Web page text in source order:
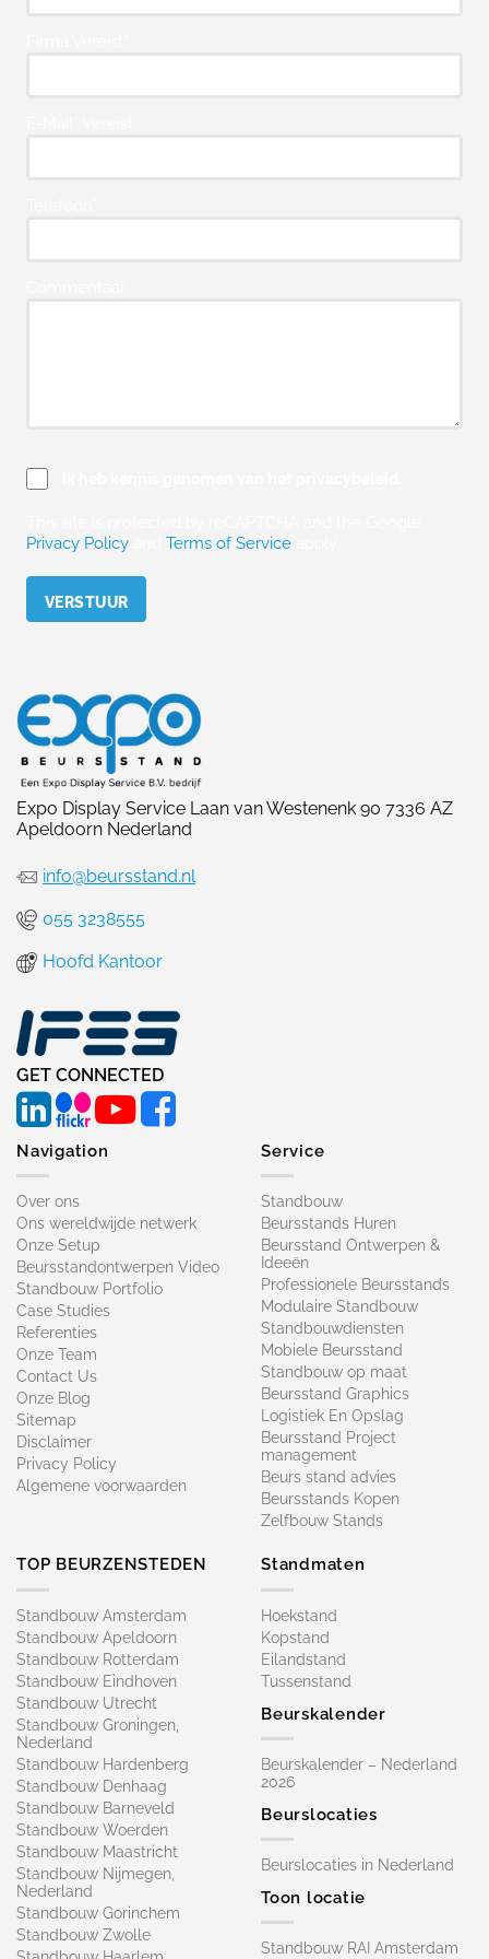
Privacy Policy
Terms of Service
Expo Display Service Laan van Westenenk 90 7336 AZ
Apeldoorn Nederland
info@beursstand.nl
055 3238555
Hoofd Kantoor
GET CONNECTED
Navigation
Over ons
Ons wereldwijde netwerk
Onze Setup
Beursstandontwerpen Video
Standbouw Portfolio
Case Studies
Referenties
Onze Team
Contact Us
Onze Blog
Sitemap
Disclaimer
Privacy Policy
Algemene voorwaarden
Service
Standbouw
Beursstands Huren
Beursstand Ontwerpen &
Ideeën
Professionele Beursstands
Modulaire Standbouw
Standbouwdiensten
Mobiele Beursstand
Standbouw op maat​
Beursstand Graphics
Logistiek En Opslag
Beursstand Project
management
Beurs stand advies
Beursstands Kopen
Zelfbouw Stands
TOP BEURZENSTEDEN
Standbouw Amsterdam
Standbouw Apeldoorn
Standbouw Rotterdam
Standbouw Eindhoven
Standbouw Utrecht
Standbouw Groningen,
Nederland
Standbouw Hardenberg
Standbouw Denhaag
Standbouw Barneveld
Standbouw Woerden
Standbouw Maastricht
Standbouw Nijmegen,
Nederland
Standbouw Gorinchem
Standbouw Zwolle
Standmaten
Hoekstand
Kopstand
Eilandstand
Tussenstand
Beurskalender
Beurskalender – Nederland
2026
Beurslocaties
Beurslocaties in Nederland
Toon locatie
Standbouw RAI Amsterdam